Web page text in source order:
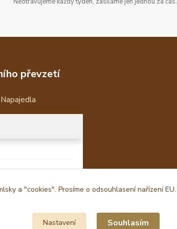
převzetí
a "cookies". Prosíme o odsouhlasení nařízení EU.
Nastavení Souhlasím